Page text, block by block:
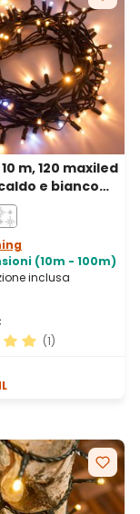
m, 120 maxiled
e bianco
verde,
IP67
(10m - 100m)
inclusa
media di 5 su
(1)